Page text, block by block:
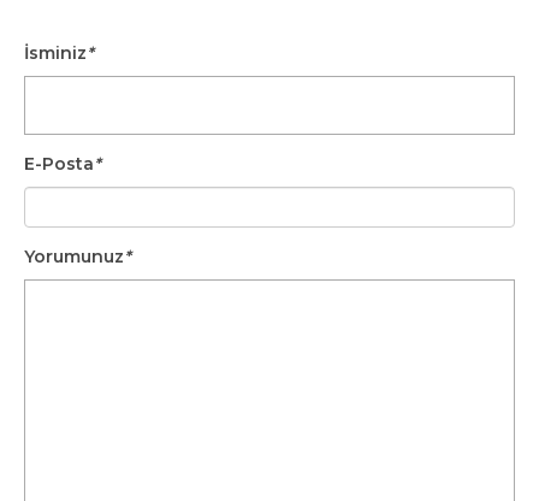
İsminiz*
E-Posta*
Yorumunuz*